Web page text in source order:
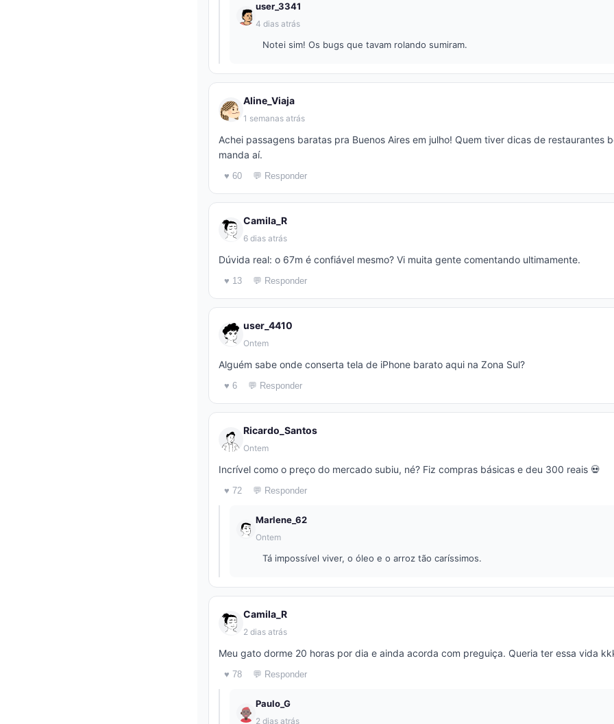
user_3341
4 dias atrás
Notei sim! Os bugs que tavam rolando sumiram.
Aline_Viaja
1 semanas atrás
Achei passagens baratas pra Buenos Aires em julho! Quem tiver dicas de restaurantes
manda aí.
♥ 60 💬 Responder
Camila_R
6 dias atrás
Dúvida real: o 67m é confiável mesmo? Vi muita gente comentando ultimamente.
♥ 13 💬 Responder
user_4410
Ontem
Alguém sabe onde conserta tela de iPhone barato aqui na Zona Sul?
♥ 6 💬 Responder
Ricardo_Santos
Ontem
Incrível como o preço do mercado subiu, né? Fiz compras básicas e deu 300 reais 💀
♥ 72 💬 Responder
Marlene_62
Ontem
Tá impossível viver, o óleo e o arroz tão caríssimos.
Camila_R
2 dias atrás
Meu gato dorme 20 horas por dia e ainda acorda com preguiça. Queria ter essa vida
♥ 78 💬 Responder
Paulo_G
2 dias atrás